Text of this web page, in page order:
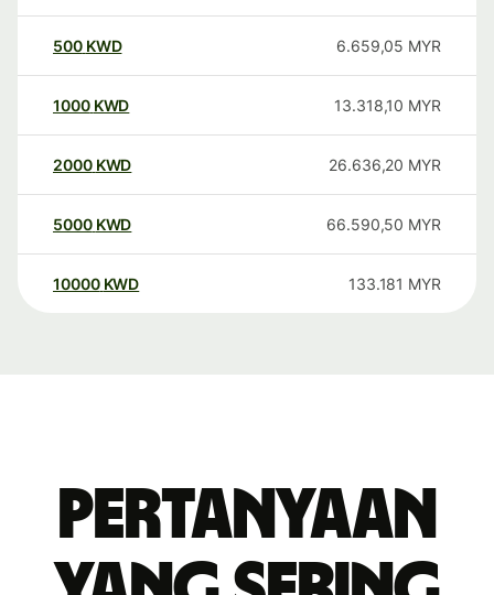
500 KWD 6.659,05 MYR
1000 KWD 13.318,10 MYR
2000 KWD 26.636,20 MYR
5000 KWD 66.590,50 MYR
10000 KWD 133.181 MYR
Pertanyaan